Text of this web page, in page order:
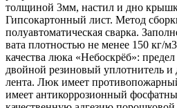
толщиной 3мм, настил и дно
Гипсокартонный лист. Метод
полуавтоматическая сварка.
вата плотностью не менее 150 кг/
качества люка «Небоскрёб»:
двойной резиновый уплотнитель и
лента. Люк имеет
имеет антикоррозионный